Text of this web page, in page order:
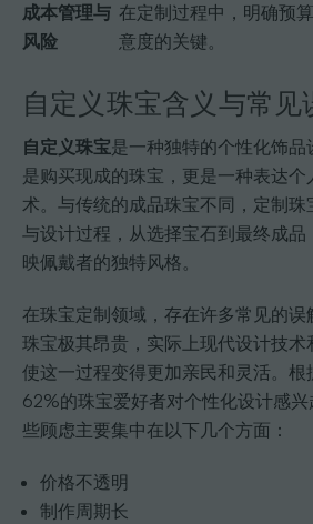
成本管理与
风险
在定制过程中，明确预
意度的关键。
自定义珠宝含义与常见
自定义珠宝是一种独特的个性化饰品
是购买现成的珠宝，更是一种表达个
术。与传统的成品珠宝不同，定制珠
与设计过程，从选择宝石到最终成品
映佩戴者的独特风格。
在珠宝定制领域，存在许多常见的误
珠宝极其昂贵，实际上现代设计技术
使这一过程变得更加亲民和灵活。根
62%的珠宝爱好者对个性化设计感
些顾虑主要集中在以下几个方面：
价格不透明
制作周期长